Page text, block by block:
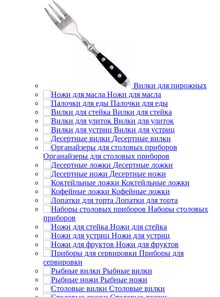
Вилки для пирожных
Ножи для масла
Палочки для еды
Вилки для стейка
Вилки для улиток
Вилки для устриц
Десертные вилки
Органайзеры для столовых приборов
Десертные ложки
Десертные ножи
Коктейльные ложки
Кофейные ложки
Лопатки для торта
Наборы столовых
приборов
Ножи для стейка
Ножи для устриц
Ножи для фруктов
Приборы для
сервировки
Рыбные вилки
Рыбные ножи
Столовые вилки